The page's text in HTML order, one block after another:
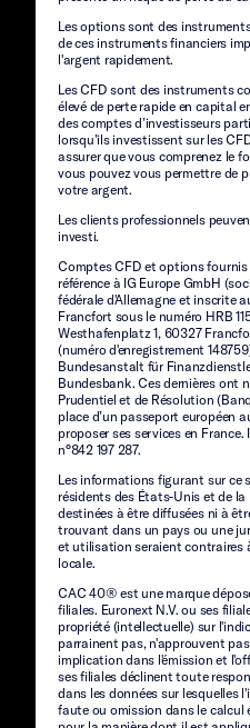
Les options sont des
de ces instruments financiers
l'argent rapidement.
Les CFD sont des instruments
élevé de perte rapide en capital
des comptes d’investisseurs
lorsqu’ils investissent sur les
assurer que vous comprenez le
vous pouvez vous permettre de
votre argent.
Les clients professionnels
investi.
Comptes CFD et options fournis
référence à IG Europe GmbH
fédérale d'Allemagne et inscrite
Francfort sous le numéro HRB
Westhafenplatz 1, 60327
(numéro d'enregistrement
Bundesanstalt für
Bundesbank. Ces dernières ont
Prudentiel et de Résolution
place d’un passeport européen
proposer ses services en France.
n°842 197 287.
Les informations figurant sur ce
résidents des États-Unis et de
destinées à être diffusées ni à
trouvant dans un pays ou une
et utilisation seraient contraires
locale.
CAC 40® est une marque
filiales. Euronext N.V. ou ses
propriété (intellectuelle) sur
parrainent pas, n'approuvent
implication dans l'émission et
ses filiales déclinent toute
dans les données sur lesquelles
faute ou omission dans le